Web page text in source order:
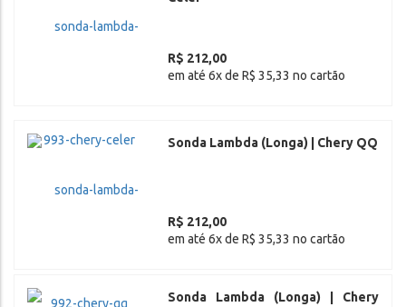
R$ 212,00
em até 6x de R$ 35,33 no cartão
Sonda Lambda (Longa) | Chery QQ
R$ 212,00
em até 6x de R$ 35,33 no cartão
Sonda Lambda (Longa) | Chery